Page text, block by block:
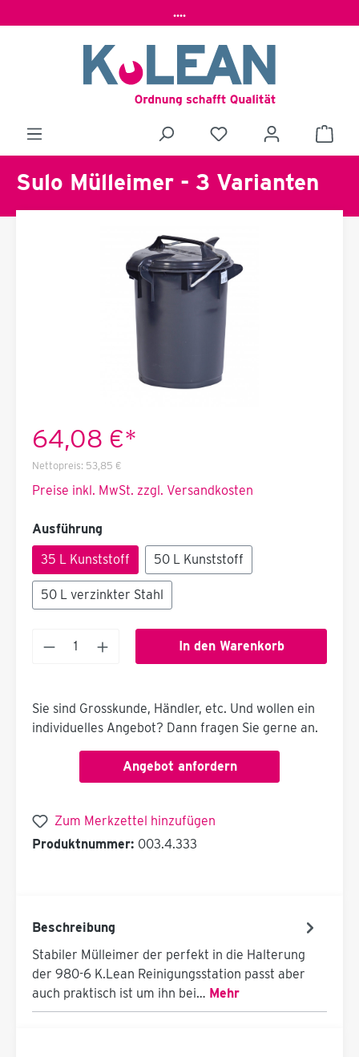
....
Sulo Mülleimer - 3 Varianten
64,08 €*
Nettopreis: 53,85 €
Preise inkl. MwSt. zzgl. Versandkosten
Ausführung
35 L Kunststoff
50 L Kunststoff
50 L verzinkter Stahl
In den Warenkorb
Sie sind Grosskunde, Händler, etc. Und wollen ein
individuelles Angebot? Dann fragen Sie gerne an.
Angebot anfordern
Zum Merkzettel hinzufügen
Produktnummer: 003.4.333
Beschreibung
Stabiler Mülleimer der perfekt in die Halterung
der 980-6 K.Lean Reinigungsstation passt aber
auch praktisch ist um ihn bei… Mehr